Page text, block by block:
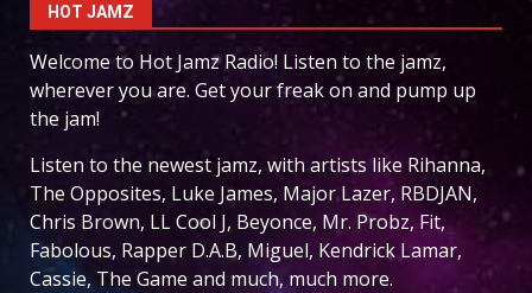
HOT JAMZ
Welcome to Hot Jamz Radio! Listen to the jamz,
wherever you are. Get your freak on and pump up
the jam!
Listen to the newest jamz, with artists like Rihanna,
The Opposites, Luke James, Major Lazer, RBDJAN,
Chris Brown, LL Cool J, Beyonce, Mr. Probz, Fit,
Fabolous, Rapper D.A.B, Miguel, Kendrick Lamar,
Cassie, The Game and much, much more.